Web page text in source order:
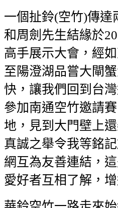
一個扯鈴(空竹)傳達
和周劍先生結緣於
高手展示大會，經
至陽澄湖品嘗大閘
快，讓我們回到台
參加南通空竹邀請
地，見到大門壁上
真誠之舉令我等銘
網互為友善連結，
愛好者互相了解，